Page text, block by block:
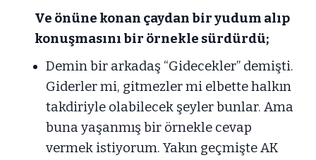
Ve önüne konan çaydan bir yudum alıp
konuşmasını bir örnekle sürdürdü;
Demin bir arkadaş “Gidecekler” demişti.
Giderler mi, gitmezler mi elbette halkın
takdiriyle olabilecek şeyler bunlar. Ama
buna yaşanmış bir örnekle cevap
vermek istiyorum. Yakın geçmişte AK